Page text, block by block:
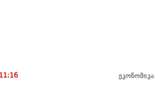
11:16 ეკონომიკა